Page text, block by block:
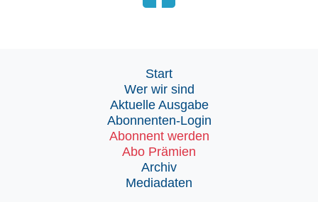
Start
Wer wir sind
Aktuelle Ausgabe
Abonnenten-Login
Abonnent werden
Abo Prämien
Archiv
Mediadaten